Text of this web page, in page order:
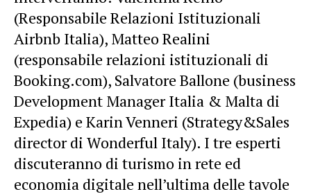
(Responsabile Relazioni Istituzionali
Airbnb Italia), Matteo Realini
(responsabile relazioni istituzionali di
Booking.com), Salvatore Ballone (business
Development Manager Italia & Malta di
Expedia) e Karin Venneri (Strategy&Sales
director di Wonderful Italy). I tre esperti
discuteranno di turismo in rete ed
economia digitale nell’ultima delle tavole